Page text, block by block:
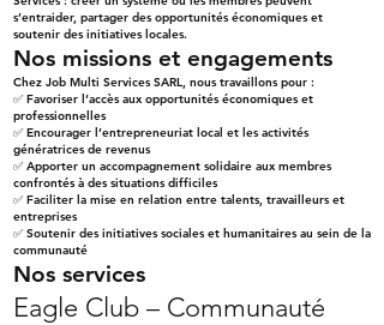
s’entraider, partager des opportunités économiques et
soutenir des initiatives locales.
Nos missions et engagements
Chez Job Multi Services SARL, nous travaillons pour :
✅ Favoriser l’accès aux opportunités économiques et
professionnelles
✅ Encourager l’entrepreneuriat local et les activités
génératrices de revenus
✅ Apporter un accompagnement solidaire aux membres
confrontés à des situations difficiles
✅ Faciliter la mise en relation entre talents, travailleurs et
entreprises
✅ Soutenir des initiatives sociales et humanitaires au sein de la
communauté
Nos services
Eagle Club – Communauté